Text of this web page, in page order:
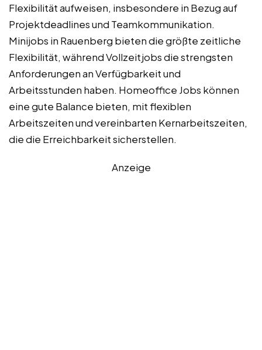
Flexibilität aufweisen, insbesondere in Bezug auf
Projektdeadlines und Teamkommunikation.
Minijobs in Rauenberg bieten die größte zeitliche
Flexibilität, während Vollzeitjobs die strengsten
Anforderungen an Verfügbarkeit und
Arbeitsstunden haben. Homeoffice Jobs können
eine gute Balance bieten, mit flexiblen
Arbeitszeiten und vereinbarten Kernarbeitszeiten,
die die Erreichbarkeit sicherstellen.
Anzeige